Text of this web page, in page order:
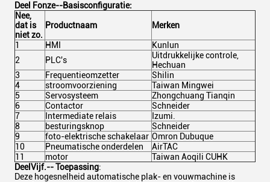
Deel Fonze--Basisconfiguratie:
Nee,
dat is
niet zo.
Productnaam Merken
1 HMI
Kunlun
2
PLC's
Uitdrukkelijke controle,
Hechuan
3
Frequentieomzetter
Shilin
4
stroomvoorziening
Taiwan Mingwei
5
Servosysteem
Zhongchuang Tianqin
6
Contactor
Schneider
7
Intermediate relais
Izumi.
8
besturingsknop
Schneider
9
foto-elektrische schakelaar Omron Dubuque
10
Pneumatische onderdelen
AirTAC
11
motor
Taiwan Aoqili CUHK
DeelVijf.-- Toepassing:
Deze hogesnelheid automatische plak- en vouwmachine is